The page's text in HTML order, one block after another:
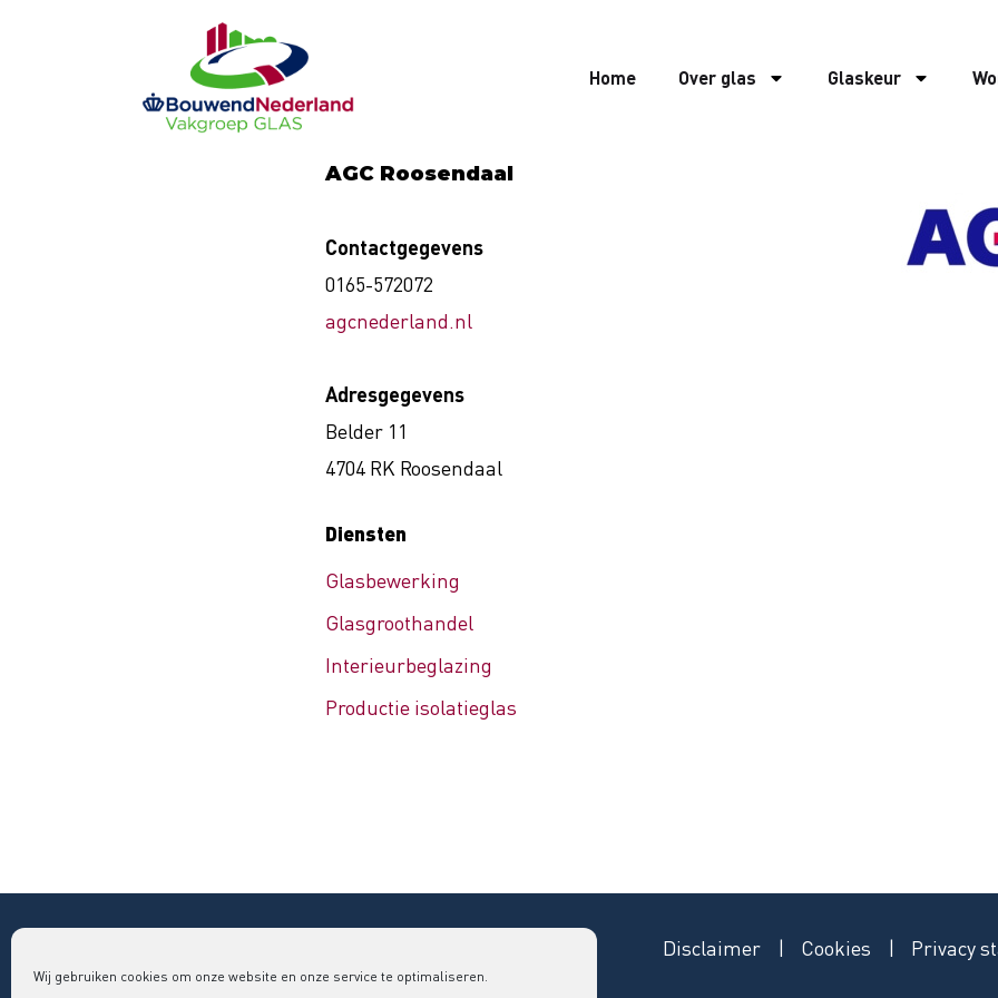
Wij gebruiken cookies om onze website en onze service te optimaliseren.
Home Over glas Glaskeur
AGC Roosendaal
Contactgegevens
0165-572072
agcnederland.nl
Adresgegevens
Belder 11
4704 RK Roosendaal
Diensten
Glasbewerking
Glasgroothandel
Interieurbeglazing
Productie isolatieglas
Copyright © 2026 Bouwend Nederland Vakgroep GLAS
vakgroepglas@bouwendnederland.nl|079 - 32 52 220
Disclaimer Cookies Privacy